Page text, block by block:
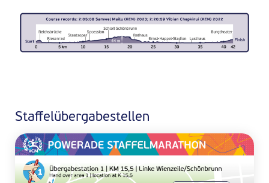
Staffel­übergabestellen